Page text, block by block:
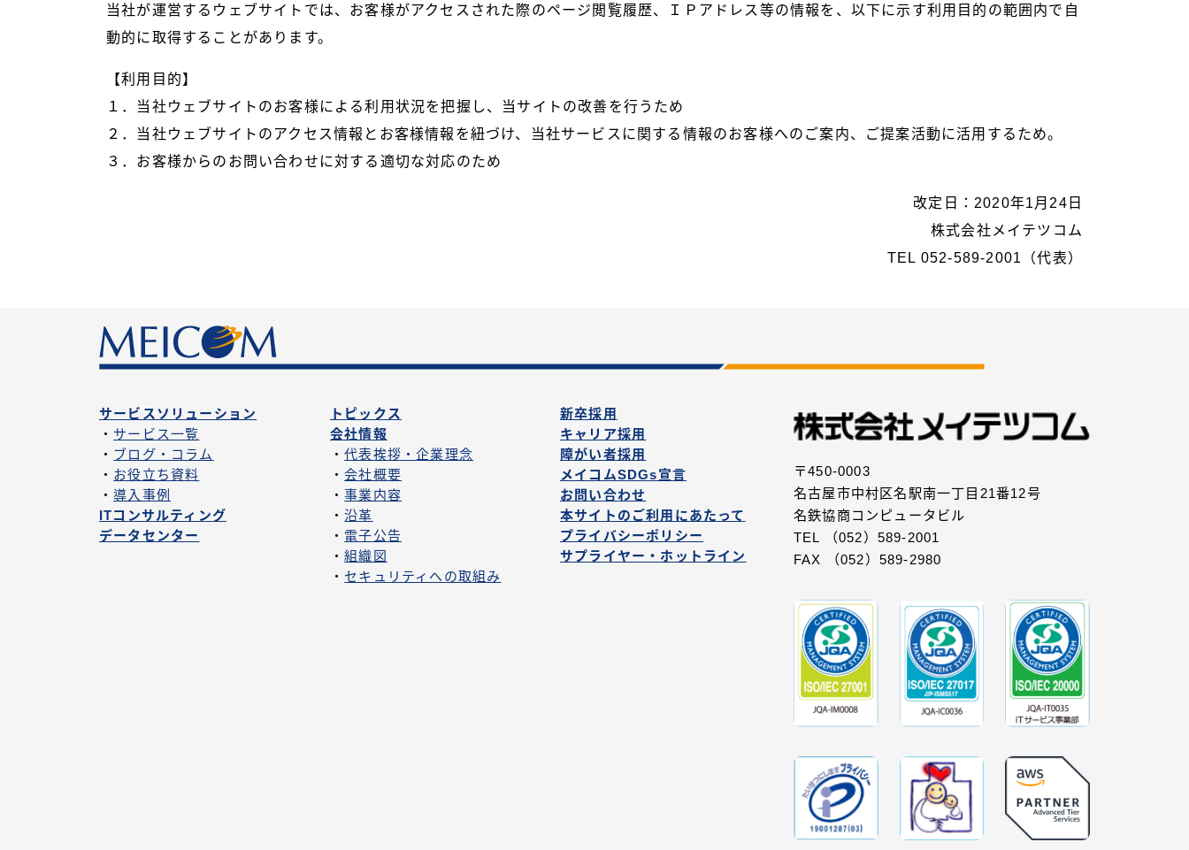
当社が運営するウェブサイトでは、お客様がアクセスされた際のページ閲覧履歴、ＩＰアドレス等の情報を、以下に示す利用目的の範囲内で自
動的に取得することがあります。
【利用目的】
１．当社ウェブサイトのお客様による利用状況を把握し、当サイトの改善を行うため
２．当社ウェブサイトのアクセス情報とお客様情報を紐づけ、当社サービスに関する情報のお客様へのご案内、ご提案活動に活用するため。
３．お客様からのお問い合わせに対する適切な対応のため
改定日：2020年1月24日
株式会社メイテツコム
TEL 052-589-2001（代表）
サービスソリューション
・ サービス一覧
・ ブログ・コラム
・ お役立ち資料
・導入事例
ITコンサルティング
データセンター
トピックス
会社情報
・代表挨拶・企業理念
・会社概要
・事業内容
・沿革
・ 電子公告
・組織図
・ セキュリティへの取組み
新卒採用
キャリア採用
障がい者採用
メイコムSDGs宣言
お問い合わせ
本サイトのご利用にあたって
プライバシーポリシー
サプライヤー・ホットライン
〒450-0003
名古屋市中村区名駅南一丁目21番12号
名鉄協商コンピュータビル
TEL （052）589-2001
FAX （052）589-2980